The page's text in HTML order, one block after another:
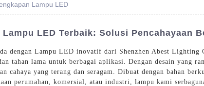
Lampu LED
Lampu LED Terbaik: Solusi Pencahayaan
dengan Lampu LED inovatif dari Shenzhen Abest
tahan lama untuk berbagai aplikasi. Dengan desain yang
cahaya yang terang dan seragam. Dibuat dengan bahan
perumahan, komersial, atau industri, lampu kami